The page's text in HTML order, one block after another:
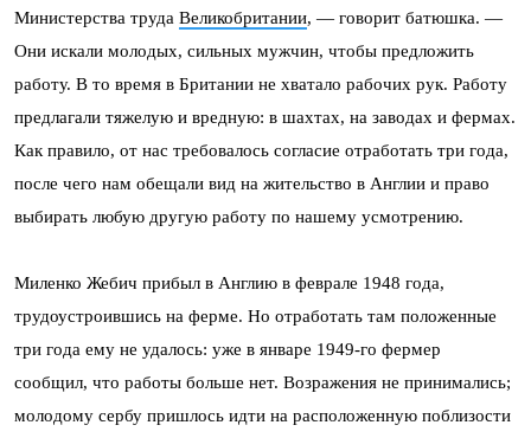
Министерства труда Великобритании, — говорит батюшка. —
Они искали молодых, сильных мужчин, чтобы предложить
работу. В то время в Британии не хватало рабочих рук. Работу
предлагали тяжелую и вредную: в шахтах, на заводах и фермах.
Как правило, от нас требовалось согласие отработать три года,
после чего нам обещали вид на жительство в Англии и право
выбирать любую другую работу по нашему усмотрению.
Миленко Жебич прибыл в Англию в феврале 1948 года,
трудоустроившись на ферме. Но отработать там положенные
три года ему не удалось: уже в январе 1949-го фермер
сообщил, что работы больше нет. Возражения не принимались;
молодому сербу пришлось идти на расположенную поблизости